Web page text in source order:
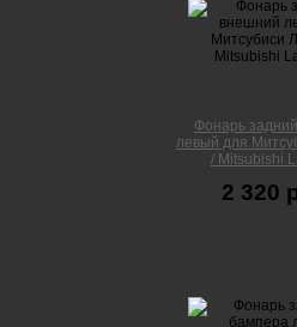
Фонарь
левый для
/ Mitsubishi
2 320